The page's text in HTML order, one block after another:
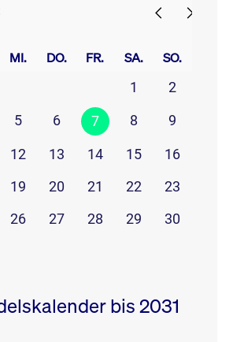
MI. DO. FR. SA. SO.
1
2
5 6 7 8 9
12 13 14 15
16
19 20 21 22
23
26 27 28 29
30
bis 2031